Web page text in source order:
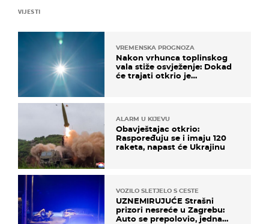
VIJESTI
VREMENSKA PROGNOZA
Nakon vrhunca toplinskog
vala stiže osvježenje: Dokad
će trajati otkrio je
ALARM U KIJEVU
Obavještajac otkrio:
Raspoređuju se i imaju 120
raketa, napast će Ukrajinu
VOZILO SLETJELO S CESTE
UZNEMIRUJUĆE Strašni
prizori nesreće u Zagrebu:
Auto se prepolovio, jedna